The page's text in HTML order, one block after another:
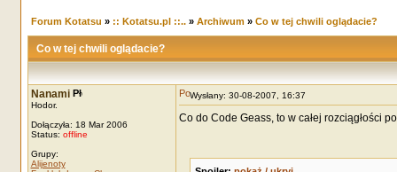
Forum Kotatsu » :: Kotatsu.pl ::..» Archiwum» Co w tej chwili oglądacie?
Co w tej chwili oglądacie?
Nanami
Hodor.
Dołączyła: 18 Mar 2006
Status: offline
Grupy:
Alijenoty
Wysłany: 30-08-2007, 16:37
Co do Code Geass, to w całej rozciągłości